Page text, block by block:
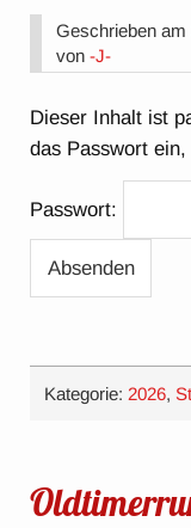
Geschrieben am
von-J-
Dieser Inhalt ist
das Passwort
Passwort:
Kategorie: 2026,